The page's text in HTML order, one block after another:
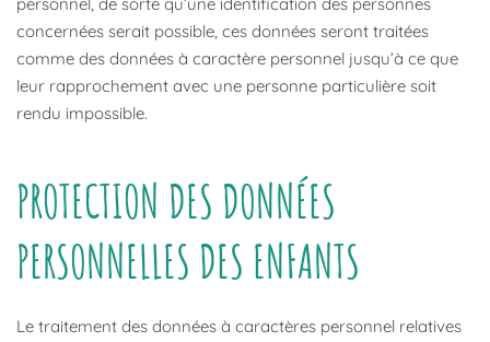
concernées serait possible, ces données seront traitées
comme des données à caractère personnel jusqu’à ce que
leur rapprochement avec une personne particulière soit
rendu impossible.
PROTECTION DES DONNÉES
PERSONNELLES DES ENFANTS
Le traitement des données à caractères personnel relatives